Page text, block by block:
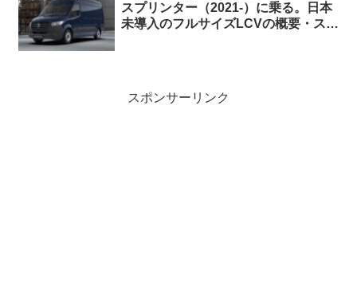
スプリンター（2021-）に乗る。日本
未導入のフルサイズLCVの概要・スペ
スポンサーリンク